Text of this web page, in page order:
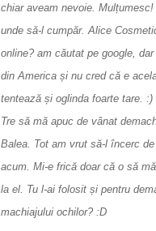
chiar aveam nevoie.
unde să-l cumpăr. Alice
online? am căutat pe google,
din America și nu cred că e
tentează și oglinda foarte tare. :)
Tre să mă apuc de vânat
Balea. Tot am vrut să-l încerc
acum. Mi-e frică doar că o să
la el. Tu l-ai folosit și pentru
machiajului ochilor? :D